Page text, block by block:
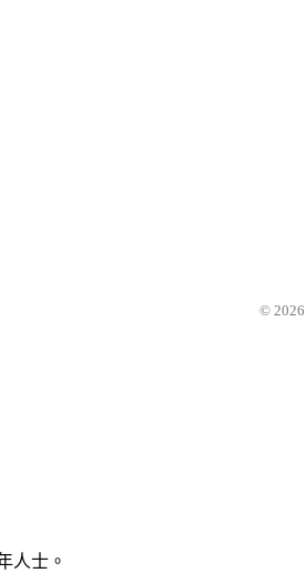
© 2026
人士。